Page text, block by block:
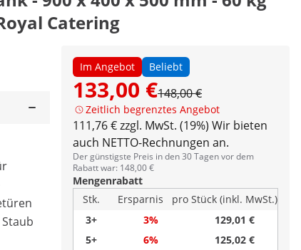
Catering
Im Angebot Beliebt
133,00 €148,00 €
Zeitlich begrenztes Angebot
111,76 € zzgl. MwSt. (19%) Wir bieten
auch NETTO-Rechnungen an.
Der günstigste Preis in den 30 Tagen vor dem
Rabatt war: 148,00 €
Mengenrabatt
Stk.
Ersparnis
pro Stück (inkl. MwSt.)
3+
3%
129,01 €
5+
6%
125,02 €